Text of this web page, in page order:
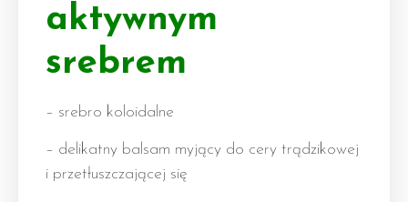
aktywnym
srebrem
– srebro koloidalne
– delikatny balsam myjący do cery trądzikowej
i przetłuszczającej się